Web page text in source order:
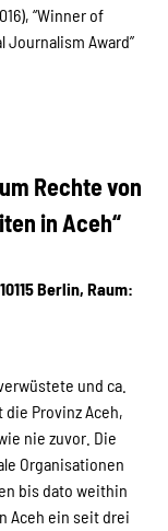
“Winner of
Journalism Award”
Rechte von
in Aceh“
Berlin, Raum:
und ca.
Provinz Aceh,
nie zuvor. Die
Organisationen
bis dato weithin
Aceh ein seit drei